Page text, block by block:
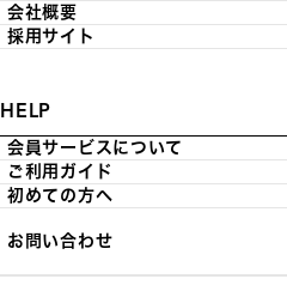
会社概要
採用サイト
HELP
会員サービスについて
ご利用ガイド
初めての方へ
お問い合わせ